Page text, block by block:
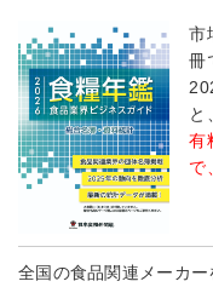
市
冊
と
有
で
全国の食品関連メーカ